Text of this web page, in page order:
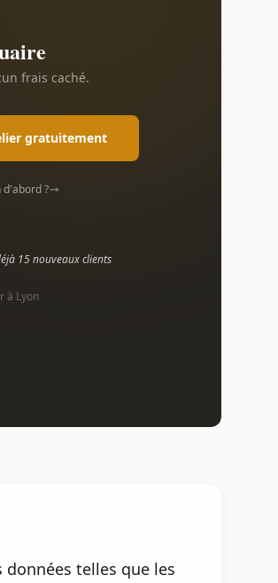
frais caché.
gratuitement
d'abord ?
15 nouveaux clients
à Lyon
telles que les